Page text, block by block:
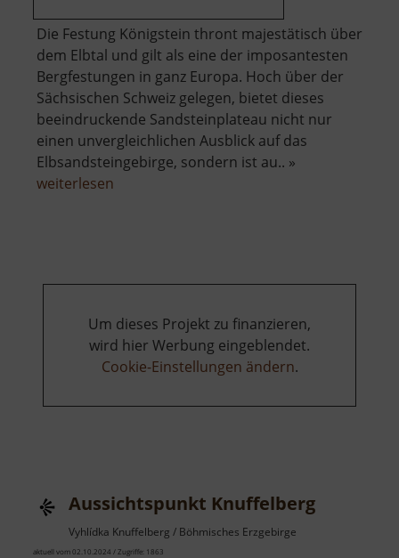
Die Festung Königstein thront majestätisch über
dem Elbtal und gilt als eine der imposantesten
Bergfestungen in ganz Europa. Hoch über der
Sächsischen Schweiz gelegen, bietet dieses
beeindruckende Sandsteinplateau nicht nur
einen unvergleichlichen Ausblick auf das
Elbsandsteingebirge, sondern ist au.. »
weiterlesen
Um dieses Projekt zu finanzieren,
wird hier Werbung eingeblendet.
Cookie-Einstellungen ändern.
Aussichtspunkt Knuffelberg
Vyhlídka Knuffelberg / Böhmisches Erzgebirge
aktuell vom 02.10.2024 / Zugriffe: 1863